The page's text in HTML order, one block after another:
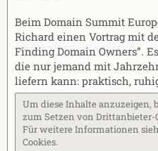
Beim Domain Summit
Richard einen Vortrag mit
Finding Domain Owners”.
die nur jemand mit
liefern kann: praktisch,
Um diese Inhalte
zum Setzen von Drittanbieter-
Für weitere Informationen
Cookies.